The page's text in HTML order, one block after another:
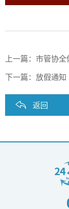
上一篇： 市管协全体
下一篇： 放假通知
返回